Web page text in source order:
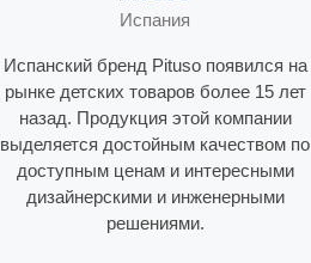
Испания
Испанский бренд Pituso появился на
рынке детских товаров более 15 лет
назад. Продукция этой компании
выделяется достойным качеством по
доступным ценам и интересными
дизайнерскими и инженерными
решениями.